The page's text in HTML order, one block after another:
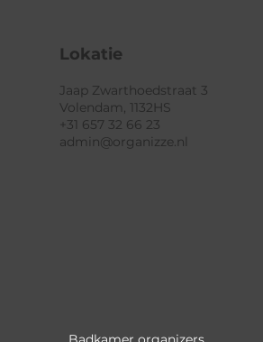
Jaap Zwarthoedstraat 3
Volendam, 1132HS
+31 657 32 66 23
admin@organizze.nl
Lokatie